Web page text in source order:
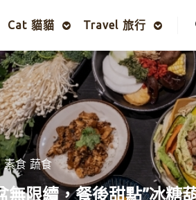
Cat 貓貓 Travel 旅行
素食 蔬食
限續，餐後甜點”冰糖